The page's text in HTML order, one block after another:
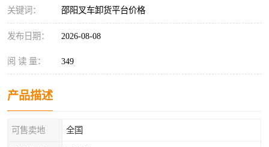
关键词： 邵阳叉车卸货平台价格
发布日期： 2026-08-08
阅 读 量： 349
产品描述
可售卖地 全国